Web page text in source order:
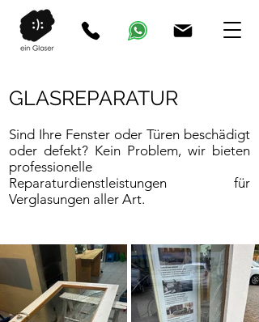
GLASREPARATUR
Sind Ihre Fenster oder Türen beschädigt
oder defekt? Kein Problem, wir bieten
professionelle
Reparaturdienstleistungen für
Verglasungen aller Art.